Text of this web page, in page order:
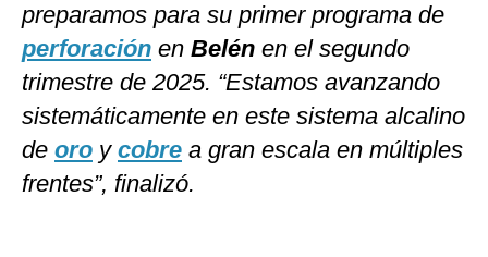
preparamos para su primer programa de
perforación en Belén en el segundo
trimestre de 2025. “Estamos avanzando
sistemáticamente en este sistema alcalino
de oro y cobre a gran escala en múltiples
frentes”, finalizó.